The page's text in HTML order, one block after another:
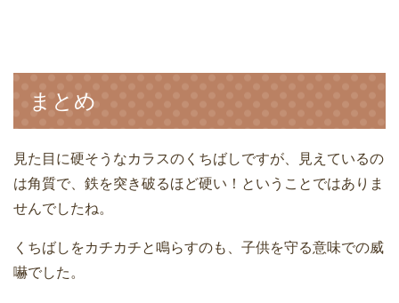
まとめ
見た目に硬そうなカラスのくちばしですが、見えているの
は角質で、鉄を突き破るほど硬い！ということではありま
せんでしたね。
くちばしをカチカチと鳴らすのも、子供を守る意味での威
嚇でした。